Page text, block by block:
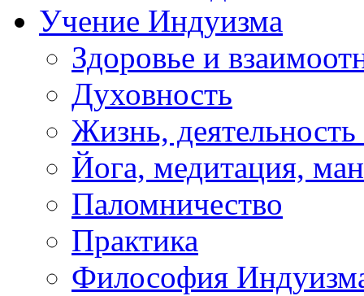
Учение Индуизма
Здоровье и
Духовность
Жизнь, деятельность
Йога, медитация,
Паломничество
Практика
Философия